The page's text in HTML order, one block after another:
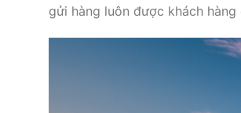
gửi hàng luôn được khách